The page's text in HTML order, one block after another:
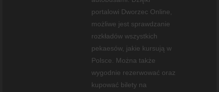
portalowi Dworzec Online,
możliwe jest sprawdzanie
rozkładów wszystkich
pekaesów, jakie kursują w
Polsce. Można także
wygodnie rezerwować oraz
kupować bilety na